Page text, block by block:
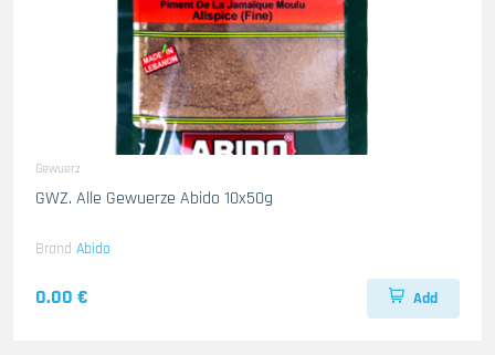
Gewuerz
GWZ. Alle Gewuerze Abido 10x50g
Brand Abido
0.00 € Add